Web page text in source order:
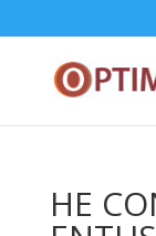
HE